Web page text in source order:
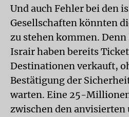
Und auch Fehler bei den
Gesellschaften könnten
zu stehen kommen. Denn
Israir haben bereits
Destinationen verkauft,
Bestätigung der
warten. Eine 25-
zwischen den anvisierten